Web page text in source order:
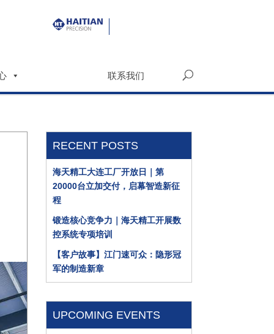
联系我们
RECENT POSTS
海天精工大连工厂开放日｜第
20000台立加交付，启幕智造新征
程
锻造核心竞争力｜海天精工开展数
控系统专项培训
【客户故事】江门速可众：隐形冠
军的制造新章
UPCOMING EVENTS